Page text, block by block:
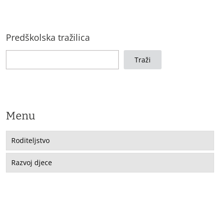
Predškolska tražilica
Traži
Menu
Roditeljstvo
Razvoj djece